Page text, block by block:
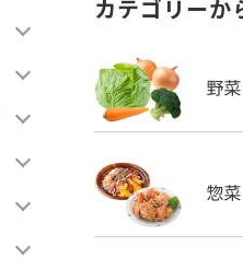
カテゴリーか